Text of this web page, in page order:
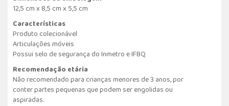
12,5 cm x 8,5 cm x 5,5 cm
Características
Produto colecionável
Articulações móveis
Possui selo de segurança do Inmetro e IFBQ
Recomendação etária
Não recomendado para crianças menores de 3 anos, por
conter partes pequenas que podem ser engolidas ou
aspiradas.